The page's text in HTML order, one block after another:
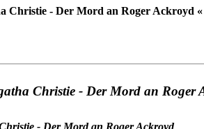
Christie - Der Mord an Roger Ackroyd «
Christie - Der Mord an Roger
- Der Mord an Roger Ackroyd